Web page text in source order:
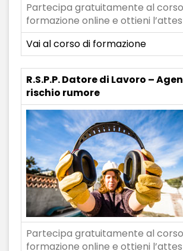
Partecipa gratuitamente al
formazione online e ottieni
Vai al corso di formazione
R.S.P.P. Datore di Lavoro –
rischio rumore
Partecipa gratuitamente al
formazione online e ottieni